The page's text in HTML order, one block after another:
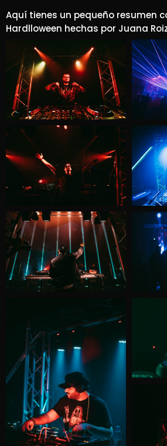
Aquí tienes un pequeño resumen
Hardlloween hechas por Juana